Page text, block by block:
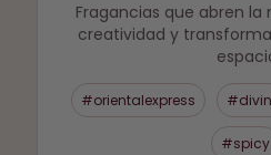
Fragancias que abren
creatividad y
#orientalexpress
#spicy